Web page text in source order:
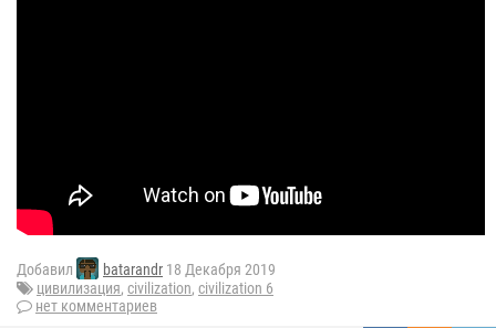
Добавил batarandr 18 Декабря 2019
цивилизация, civilization, civilization 6
нет комментариев